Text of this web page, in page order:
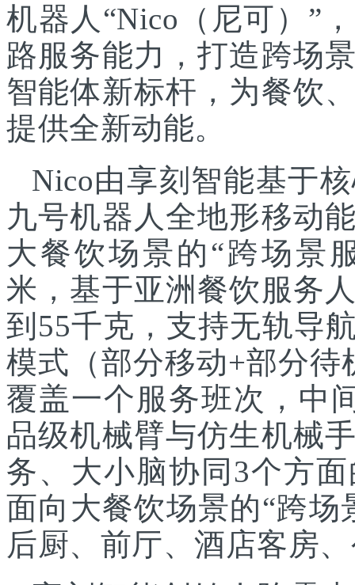
机器人“Nico（尼可）”
路服务能力，打造跨场
智能体新标杆，为餐饮
提供全新动能。
Nico由享刻智能基于
九号机器人全地形移动
大餐饮场景的“跨场景
米，基于亚洲餐饮服务
到55千克，支持无轨导
模式（部分移动+部分待
覆盖一个服务班次，中
品级机械臂与仿生机械
务、大小脑协同3个方
面向大餐饮场景的“跨
后厨、前厅、酒店客房